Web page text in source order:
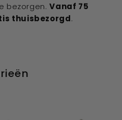
bezorgen. Vanaf 75
thuisbezorgd.